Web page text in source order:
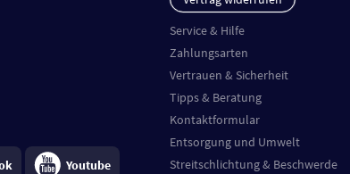
Youtube
Service & Hilfe
Zahlungsarten
Vertrauen & Sicherheit
Tipps & Beratung
Kontaktformular
Entsorgung und Umwelt
Streitschlichtung & Beschwerde